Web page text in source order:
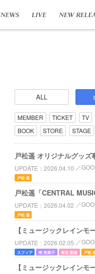
NEWS LIVE NEW
ALL
MEMBER TICKET TV
BOOK
STORE STAGE
戸松遥 オリジナルグッズ
UPDATE 2026.04.10
戸松 遥
戸松遥「CENTRAL
UPDATE 2026.04.02
戸松 遥
【ミュージックレインモ
UPDATE 2026.02.05
スフィア 寿 美菜子 高垣 彩陽 戸松
【ミュージックレインモ